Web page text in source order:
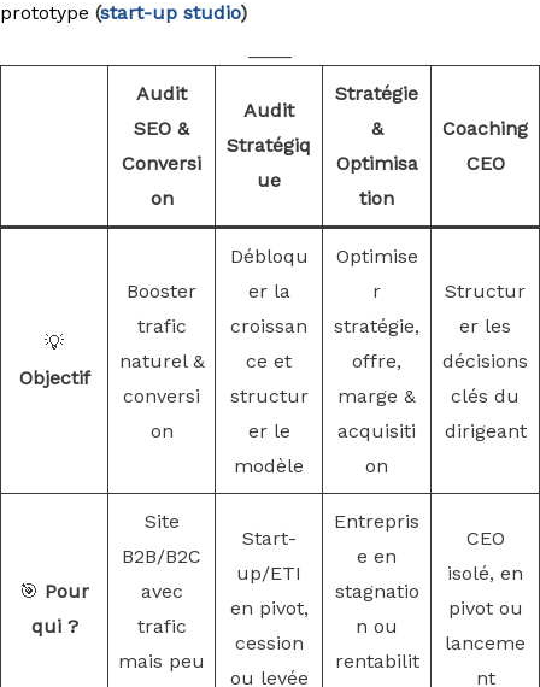
prototype (start-up studio)
Audit
SEO &
Conversi
on
Audit
Stratégiq
ue
Stratégie
&
Optimisa
tion
Coaching
CEO
💡
Objectif
Booster
trafic
naturel &
conversi
on
Débloqu
er la
croissan
ce et
structur
er le
modèle
Optimise
r
stratégie,
offre,
marge &
acquisiti
on
Structur
er les
décisions
clés du
dirigeant
🎯 Pour
qui ?
Site
B2B/B2C
avec
trafic
mais peu
Start-
up/ETI
en pivot,
cession
ou levée
Entrepris
e en
stagnatio
n ou
rentabilit
CEO
isolé, en
pivot ou
lanceme
nt